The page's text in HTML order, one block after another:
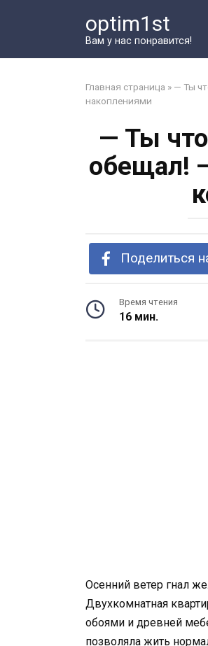
optim1st
Вам у нас понравится!
Главная страница » — Ты
накоплениями
— Ты
обещал!
Поделиться
Время чтения
16 мин.
Осенний ветер гнал
Двухкомнатная
обоями и древней
позволяла жить